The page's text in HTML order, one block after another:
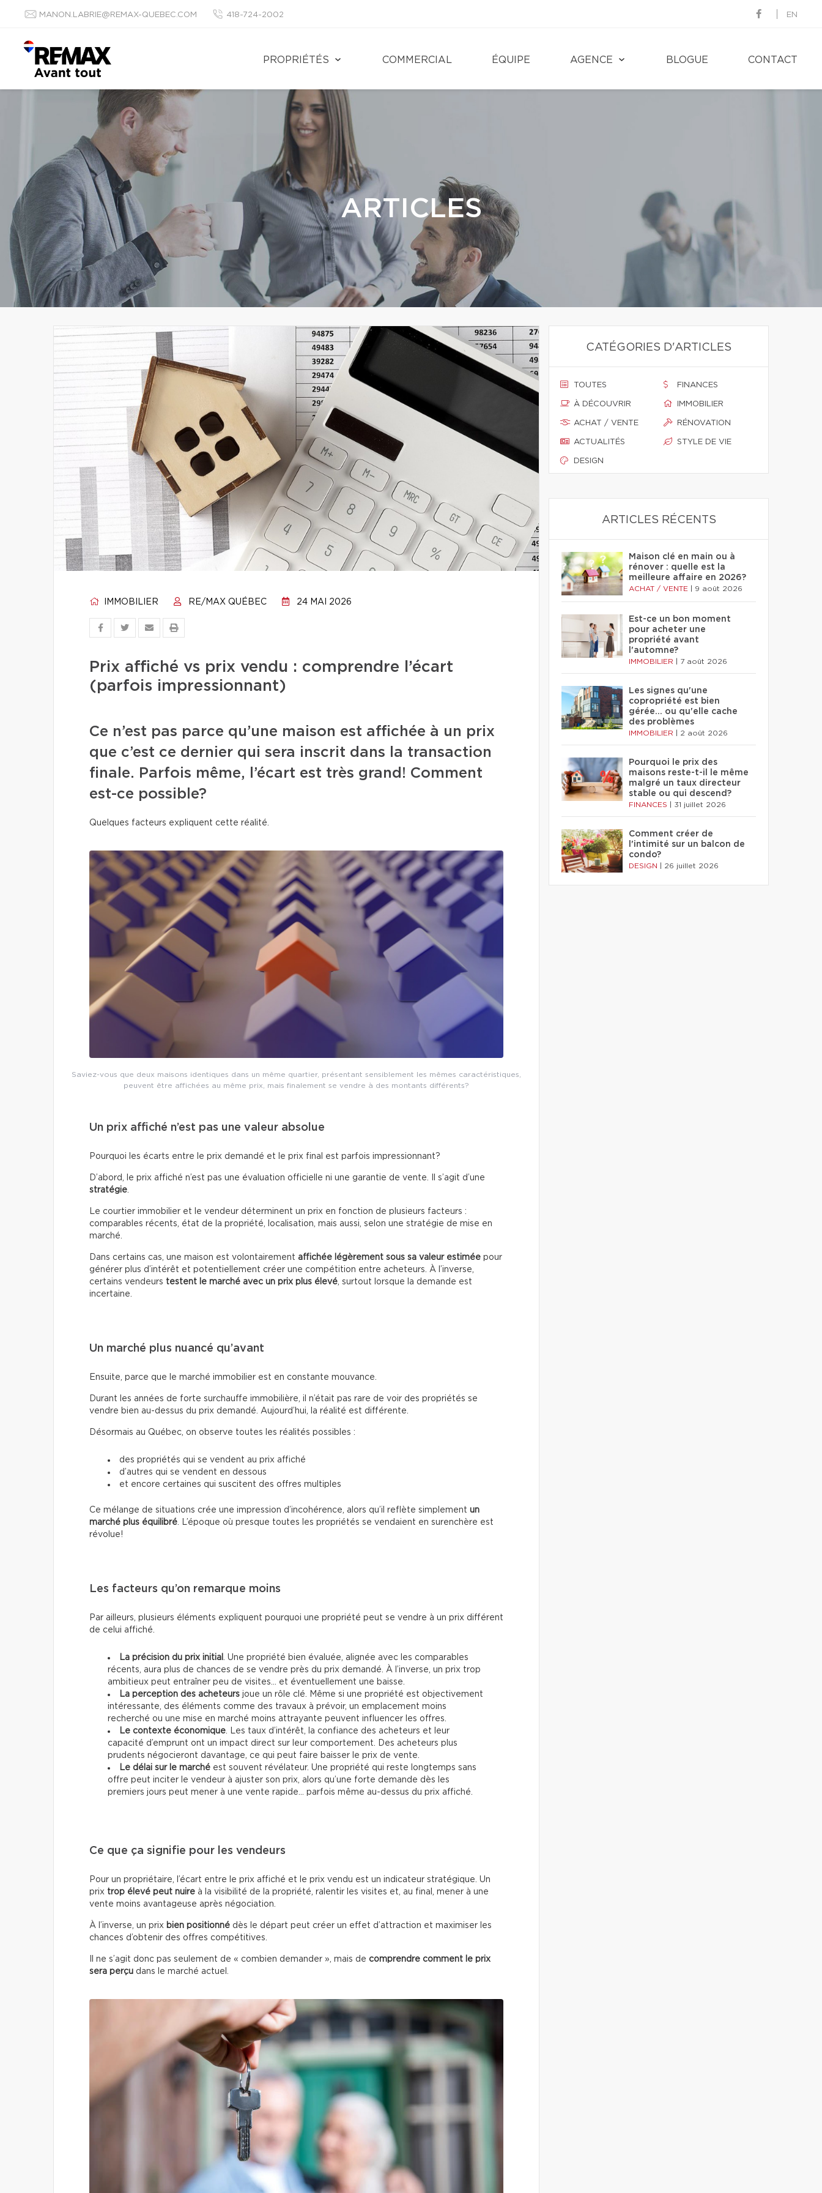
MANON.LABRIE@REMAX-QUEBEC.COM 418-724-2002 EN
PROPRIÉTÉS COMMERCIAL ÉQUIPE AGENCE BLOGUE CONTACT
ARTICLES
IMMOBILIER RE/MAX QUÉBEC 24 MAI 2026
Prix affiché vs prix vendu : comprendre l’écart
(parfois impressionnant)
Ce n’est pas parce qu’une maison est affichée à un prix
que c’est ce dernier qui sera inscrit dans la transaction
finale. Parfois même, l’écart est très grand! Comment
est-ce possible?
Quelques facteurs expliquent cette réalité.
Saviez-vous que deux maisons identiques dans un même quartier, présentant sensiblement les mêmes caractéristiques,
peuvent être affichées au même prix, mais finalement se vendre à des montants différents?
Un prix affiché n’est pas une valeur absolue
Pourquoi les écarts entre le prix demandé et le prix final est parfois impressionnant?
D’abord, le prix affiché n’est pas une évaluation officielle ni une garantie de vente. Il s’agit d’une
stratégie
Le courtier immobilier et le vendeur déterminent un prix en fonction de plusieurs facteurs :
comparables récents, état de la propriété, localisation, mais aussi, selon une stratégie de mise en
marché.
Dans certains cas, une maison est volontairement affichée légèrement sous sa valeur estimée pour
générer plus d’intérêt et potentiellement créer une compétition entre acheteurs. À l’inverse,
certains vendeurs testent le marché avec un prix plus élevé , surtout lorsque la demande est
incertaine.
Un marché plus nuancé qu’avant
Ensuite, parce que le marché immobilier est en constante mouvance.
Durant les années de forte surchauffe immobilière, il n’était pas rare de voir des propriétés se
vendre bien au-dessus du prix demandé. Aujourd’hui, la réalité est différente.
Désormais au Québec, on observe toutes les réalités possibles :
des propriétés qui se vendent au prix affiché
d’autres qui se vendent en dessous
et encore certaines qui suscitent des offres multiples
Ce mélange de situations crée une impression d’incohérence, alors qu’il reflète simplement un
marché plus équilibré . L’époque où presque toutes les propriétés se vendaient en surenchère est
révolue!
Les facteurs qu’on remarque moins
Par ailleurs, plusieurs éléments expliquent pourquoi une propriété peut se vendre à un prix différent
de celui affiché.
La précision du prix initial
. Une propriété bien évaluée, alignée avec les comparables
récents, aura plus de chances de se vendre près du prix demandé. À l’inverse, un prix trop
ambitieux peut entraîner peu de visites… et éventuellement une baisse.
La perception des acheteurs joue un rôle clé. Même si une propriété est objectivement
intéressante, des éléments comme des travaux à prévoir, un emplacement moins
recherché ou une mise en marché moins attrayante peuvent influencer les offres.
Le contexte économique . Les taux d’intérêt, la confiance des acheteurs et leur
capacité d’emprunt ont un impact direct sur leur comportement. Des acheteurs plus
prudents négocieront davantage, ce qui peut faire baisser le prix de vente.
Le délai sur le marché est souvent révélateur. Une propriété qui reste longtemps sans
offre peut inciter le vendeur à ajuster son prix, alors qu’une forte demande dès les
premiers jours peut mener à une vente rapide… parfois même au-dessus du prix affiché.
Ce que ça signifie pour les vendeurs
Pour un propriétaire, l’écart entre le prix affiché et le prix vendu est un indicateur stratégique. Un
prix trop élevé peut nuire à la visibilité de la propriété, ralentir les visites et, au final, mener à une
vente moins avantageuse après négociation.
À l’inverse, un prix bien positionné dès le départ peut créer un effet d’attraction et maximiser les
chances d’obtenir des offres compétitives.
Il ne s’agit donc pas seulement de « combien demander », mais de comprendre comment le prix
sera perçu dans le marché actuel.
CATÉGORIES D'ARTICLES
TOUTES
À DÉCOUVRIR
ACHAT / VENTE
ACTUALITÉS
DESIGN
FINANCES
IMMOBILIER
RÉNOVATION
STYLE DE VIE
ARTICLES RÉCENTS
Maison clé en main ou à
rénover : quelle est la
meilleure affaire en 2026?
ACHAT / VENTE 9 août 2026
Est-ce un bon moment
pour acheter une
propriété avant
l'automne?
IMMOBILIER 7 août 2026
Les signes qu'une
copropriété est bien
gérée… ou qu'elle cache
des problèmes
IMMOBILIER 2 août 2026
Pourquoi le prix des
maisons reste-t-il le même
malgré un taux directeur
stable ou qui descend?
FINANCES 31 juillet 2026
Comment créer de
l'intimité sur un balcon de
condo?
DESIGN 26 juillet 2026